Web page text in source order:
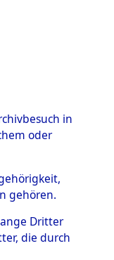
in
oder
gehören.
Dritter
die durch